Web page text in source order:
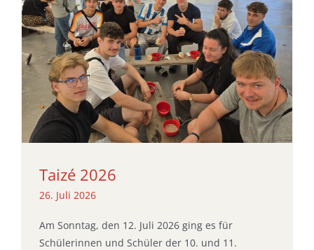
Taizé 2026
26. Juli 2026
Am Sonntag, den 12. Juli 2026 ging es für
Schülerinnen und Schüler der 10. und 11.